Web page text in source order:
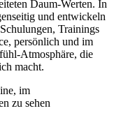
Daum-Werten. In
und entwickeln
Trainings
persönlich und im
Atmosphäre, die
macht.